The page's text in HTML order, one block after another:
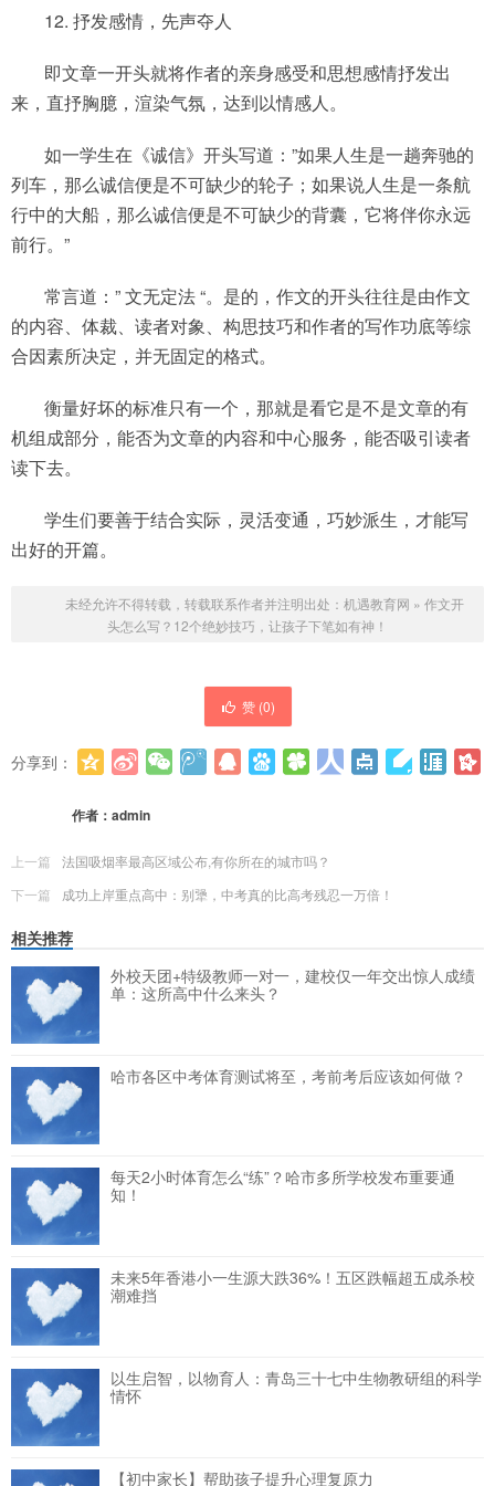
12. 抒发感情，先声夺人
即文章一开头就将作者的亲身感受和思想感情抒发出
来，直抒胸臆，渲染气氛，达到以情感人。
如一学生在《诚信》开头写道：”如果人生是一趟奔驰的
列车，那么诚信便是不可缺少的轮子；如果说人生是一条航
行中的大船，那么诚信便是不可缺少的背囊，它将伴你永远
前行。”
常言道：” 文无定法 “。是的，作文的开头往往是由作文
的内容、体裁、读者对象、构思技巧和作者的写作功底等综
合因素所决定，并无固定的格式。
衡量好坏的标准只有一个，那就是看它是不是文章的有
机组成部分，能否为文章的内容和中心服务，能否吸引读者
读下去。
学生们要善于结合实际，灵活变通，巧妙派生，才能写
出好的开篇。
未经允许不得转载，转载联系作者并注明出处： 机遇教育网 » 作文开
头怎么写？12个绝妙技巧，让孩子下笔如有神！
赞 (0)
分享到：
作者： admin
上一篇
法国吸烟率最高区域公布,有你所在的城市吗？
下一篇
成功上岸重点高中：别犟，中考真的比高考残忍一万倍！
相关推荐
外校天团+特级教师一对一，建校仅一年交出惊人成绩
单：这所高中什么来头？
哈市各区中考体育测试将至，考前考后应该如何做？
每天2小时体育怎么“练”？哈市多所学校发布重要通
知！
未来5年香港小一生源大跌36%！五区跌幅超五成杀校
潮难挡
以生启智，以物育人：青岛三十七中生物教研组的科学
情怀
【初中家长】帮助孩子提升心理复原力